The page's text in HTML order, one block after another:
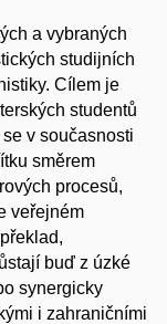
a vybraných
studijních
Cílem je
studentů
v současnosti
směrem
procesů,
veřejném
buď z úzké
synergicky
i zahraničními